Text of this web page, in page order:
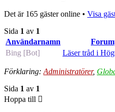
Det är 165 gäster online • Visa
Sida 1 av 1
Användarnamn
Bing [Bot]
Läser tråd i
Förklaring:Administratörer,
Sida 1 av 1
Hoppa till